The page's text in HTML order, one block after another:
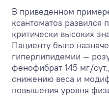
В приведенном
ксантоматоз
критически высоких
Пациенту было
гиперлипидемии —
фенофибрат 145 мг/
снижению веса и
повышения уровня